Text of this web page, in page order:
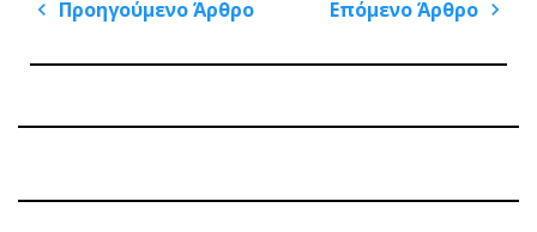
Πλοήγηση
Προηγούμενο Άρθρο
Επόμενο Άρθρο